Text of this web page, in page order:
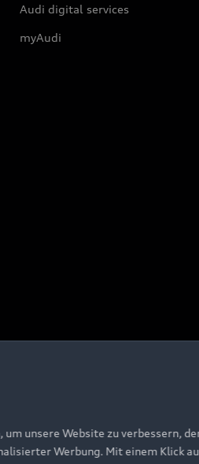
Audi digital services
myAudi
unsere Website zu verbessern,
Werbung. Mit einem Klick